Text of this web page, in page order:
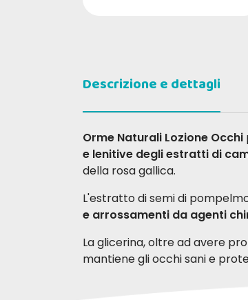
Descrizione e dettagli
Orme Naturali Lozione Occhi
e lenitive degli estratti di
della rosa gallica.
L'estratto di semi di
e arrossamenti da agenti
La glicerina, oltre ad avere
mantiene gli occhi sani e